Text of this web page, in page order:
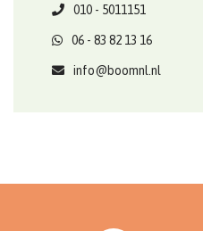
010 - 5011151
06 - 83 82 13 16
info@boomnl.nl